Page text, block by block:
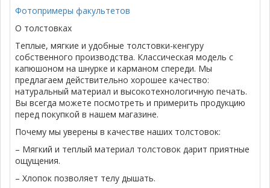
Фотопримеры факультетов
О толстовках
Теплые, мягкие и удобные толстовки-кенгуру
собственного производства. Классическая модель с
капюшоном на шнурке и карманом спереди. Мы
предлагаем действительно хорошее качество:
натуральный материал и высокотехнологичную печать.
Вы всегда можете посмотреть и примерить продукцию
перед покупкой в нашем магазине.
Почему мы уверены в качестве наших толстовок:
– Мягкий и теплый материал толстовок дарит приятные
ощущения.
– Хлопок позволяет телу дышать.